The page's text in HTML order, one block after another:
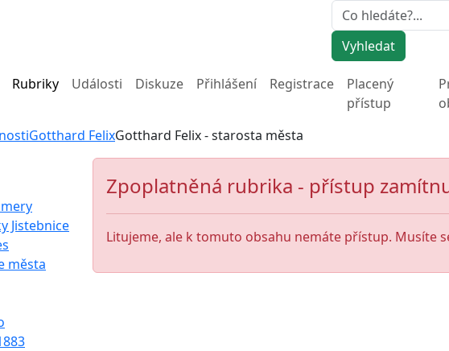
Vyhledat
Rubriky Události Diskuze Přihlášení Registrace
Placený
přístup
Gotthard FelixGotthard Felix - starosta města
Zpoplatněná rubrika - přístup
Litujeme, ale k tomuto obsahu nemáte přístup. Musíte
Jistebnice
města